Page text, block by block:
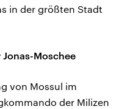
in der größten Stadt
Moschee
von Mossul im
der Milizen